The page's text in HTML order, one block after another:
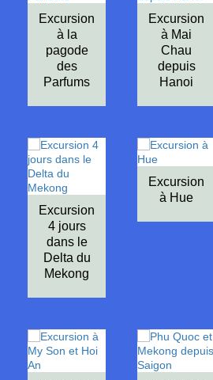
Excursion
à la
pagode
des
Parfums
Excursion
à Mai
Chau
depuis
Hanoi
Excursion
4 jours
dans le
Delta du
Mekong
Excursion
à Hue